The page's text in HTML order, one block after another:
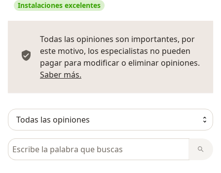
Instalaciones excelentes
Todas las opiniones son importantes, por
este motivo, los especialistas no pueden
pagar para modificar o eliminar opiniones.
Saber más.
Busca en opiniones